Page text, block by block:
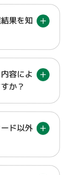
果を知
容によ
か？
ド以外